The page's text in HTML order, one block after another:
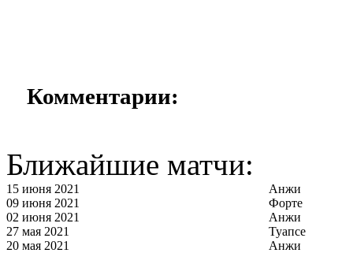
Комментарии:
Ближайшие матчи:
15 июня 2021
Анжи
09 июня 2021
Форте
02 июня 2021
Анжи
27 мая 2021
Туапсе
20 мая 2021
Анжи